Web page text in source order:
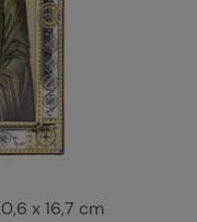
x 16,7 cm